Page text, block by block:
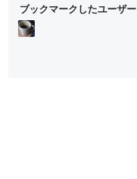
ブックマークしたユーザー